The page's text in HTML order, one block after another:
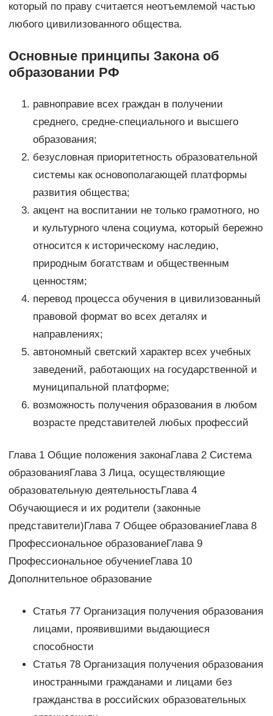
который по праву считается неотъемлемой частью
любого цивилизованного общества.
Основные принципы Закона об
образовании РФ
равноправие всех граждан в получении
среднего, средне-специального и высшего
образования;
безусловная приоритетность образовательной
системы как основополагающей платформы
развития общества;
акцент на воспитании не только грамотного, но
и культурного члена социума, который бережно
относится к историческому наследию,
природным богатствам и общественным
ценностям;
перевод процесса обучения в цивилизованный
правовой формат во всех деталях и
направлениях;
автономный светский характер всех учебных
заведений, работающих на государственной и
муниципальной платформе;
возможность получения образования в любом
возрасте представителей любых профессий
Глава 1 Общие положения законаГлава 2 Система
образованияГлава 3 Лица, осуществляющие
образовательную деятельностьГлава 4
Обучающиеся и их родители (законные
представители)Глава 7 Общее образованиеГлава 8
Профессиональное образованиеГлава 9
Профессиональное обучениеГлава 10
Дополнительное образование
Статья 77 Организация получения образования
лицами, проявившими выдающиеся
способности
Статья 78 Организация получения образования
иностранными гражданами и лицами без
гражданства в российских образовательных